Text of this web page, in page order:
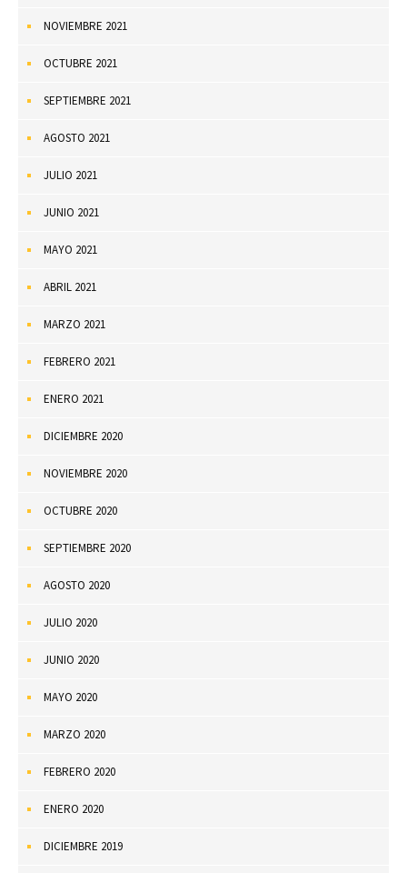
NOVIEMBRE 2021
OCTUBRE 2021
SEPTIEMBRE 2021
AGOSTO 2021
JULIO 2021
JUNIO 2021
MAYO 2021
ABRIL 2021
MARZO 2021
FEBRERO 2021
ENERO 2021
DICIEMBRE 2020
NOVIEMBRE 2020
OCTUBRE 2020
SEPTIEMBRE 2020
AGOSTO 2020
JULIO 2020
JUNIO 2020
MAYO 2020
MARZO 2020
FEBRERO 2020
ENERO 2020
DICIEMBRE 2019